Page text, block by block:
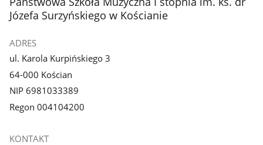
Józefa Surzyńskiego w Kościanie
ADRES
ul. Karola Kurpińskiego 3
64-000 Kościan
NIP 6981033389
Regon 004104200
KONTAKT